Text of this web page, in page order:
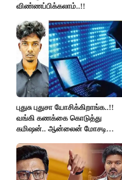
விண்ணப்பிக்கலாம்..!!
புதுசு புதுசா யோசிக்கிறாங்க..!!
வங்கி கணக்கை கொடுத்து
கமிஷன்.. ஆன்லைன் மோசடி
கைது..!!